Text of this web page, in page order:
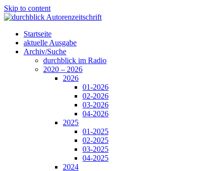
Skip to content
Startseite
aktuelle Ausgabe
Archiv/Suche
durchblick im Radio
2020 – 2026
2026
01-2026
02-2026
03-2026
04-2026
2025
01-2025
02-2025
03-2025
04-2025
2024